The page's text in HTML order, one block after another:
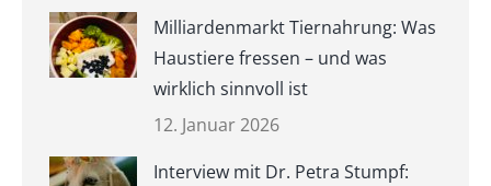
Milliardenmarkt Tiernahrung: Was
Haustiere fressen – und was
wirklich sinnvoll ist
12. Januar 2026
Interview mit Dr. Petra Stumpf: